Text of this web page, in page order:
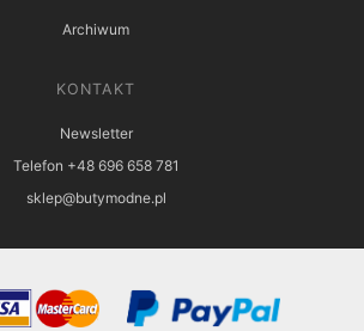
Archiwum
KONTAKT
Newsletter
Telefon +48 696 658 781
sklep@butymodne.pl